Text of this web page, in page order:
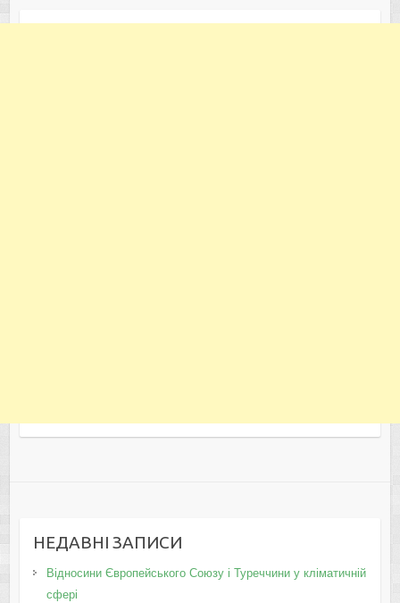
НЕДАВНІ ЗАПИСИ
Відносини Європейського Союзу і Туреччини у кліматичній
сфері